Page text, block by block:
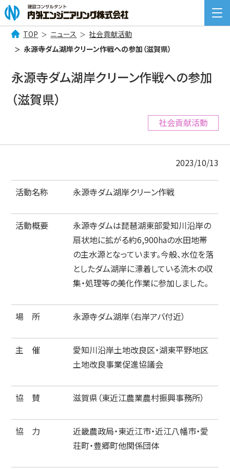
検
索:
企業情報
BUSINESS
事業案内
CONTACT
お問い合わせ
TOP ニュース
社会貢献活動
永源寺ダム湖岸クリーン作戦への参加（滋賀県）
永源寺ダム湖岸クリーン作戦への参加
（滋賀県）
社会貢献活動
2023/10/13
活動名称 永源寺ダム湖岸クリーン作戦
活動概要
永源寺ダムは琵琶湖東部愛知川沿岸の
扇状地に拡がる約6,900haの水田地帯
の主水源となっています。今般、水位を落
としたダム湖岸に漂着している流木の収
集・処理等の美化作業に参加しました。
場 所 永源寺ダム湖岸（右岸アバ付近）
主 催
愛知川沿岸土地改良区・湖東平野地区
土地改良事業促進協議会
協 賛 滋賀県（東近江農業農村振興事務所）
協 力
近畿農政局・東近江市・近江八幡市・愛
荘町・豊郷町他関係団体